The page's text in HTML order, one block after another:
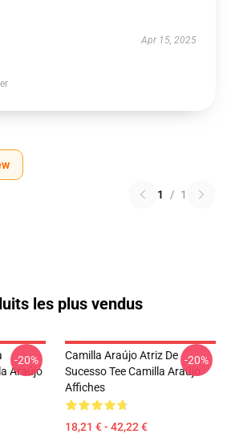
Apr 15, 2025
1 / 1
les plus vendus
Araújo
-20%
Camilla Araújo Atriz De
Sucesso Tee Camilla Araújo
Affiches
18,21 € - 42,22 €
-20%